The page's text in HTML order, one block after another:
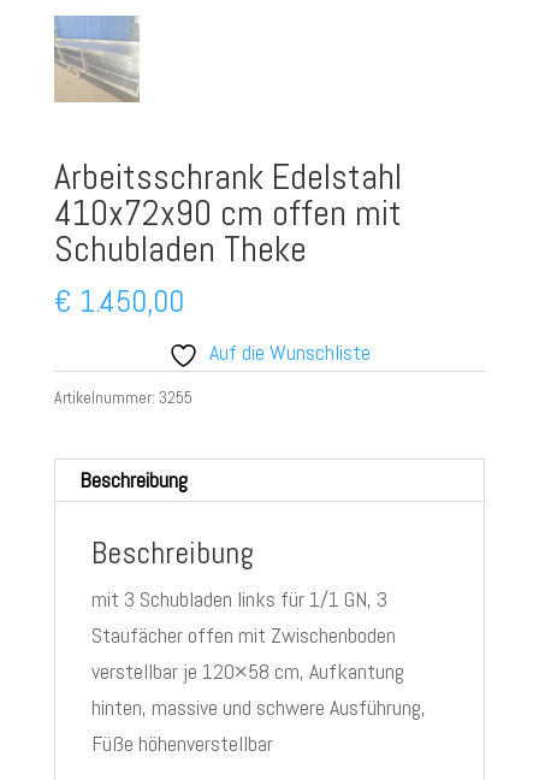
Arbeitsschrank Edelstahl
410x72x90 cm offen mit
Schubladen Theke
€ 1.450,00
Auf die Wunschliste
Artikelnummer: 3255
Beschreibung
Beschreibung
mit 3 Schubladen links für 1/1 GN, 3
Staufächer offen mit Zwischenboden
verstellbar je 120×58 cm, Aufkantung
hinten, massive und schwere Ausführung,
Füße höhenverstellbar